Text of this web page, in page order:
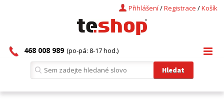
Košík
/
Registrace
/
Přihlášení
468 008 989 (po-pá: 8-17 hod.)